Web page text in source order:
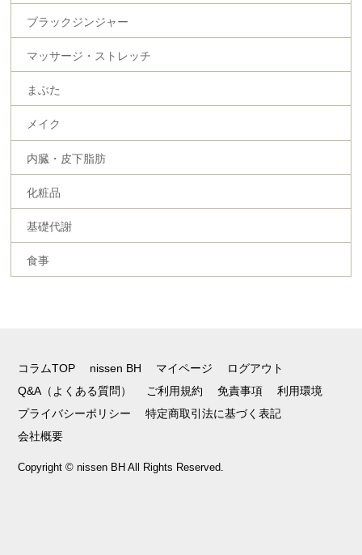
ブラックジンジャー
マッサージ・ストレッチ
まぶた
メイク
内臓・皮下脂肪
化粧品
基礎代謝
食事
コラムTOP nissen BH マイページ
ログアウト
Q&A（よくある質問）
ご利用規約 免責事項
利用環境
プライバシーポリシー
特定商取引法に基づく表記
会社概要
Copyright © nissen BH All Rights Reserved.